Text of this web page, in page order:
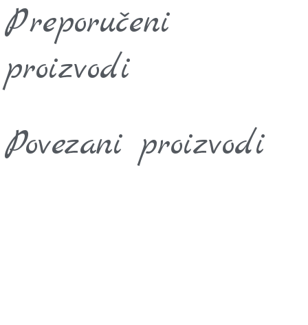
Preporučeni
proizvodi
Povezani proizvodi